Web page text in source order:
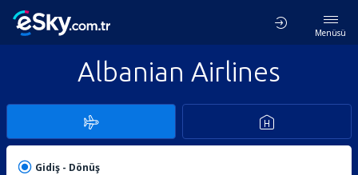
Menüsü
Albanian Airlines
Gidiş - Dönüş